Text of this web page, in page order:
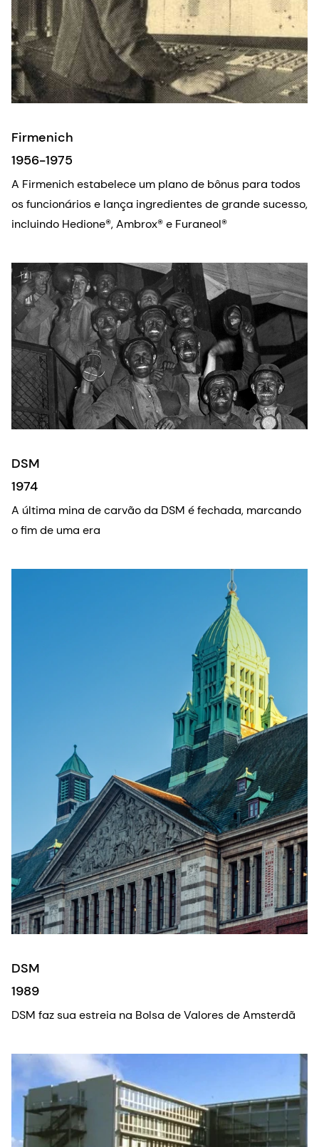
Firmenich
1956-1975
A Firmenich estabelece um plano de bônus para todos
os funcionários e lança ingredientes de grande sucesso,
incluindo Hedione®, Ambrox® e Furaneol®
DSM
1974
A última mina de carvão da DSM é fechada, marcando
o fim de uma era
DSM
1989
DSM faz sua estreia na Bolsa de Valores de Amsterdã